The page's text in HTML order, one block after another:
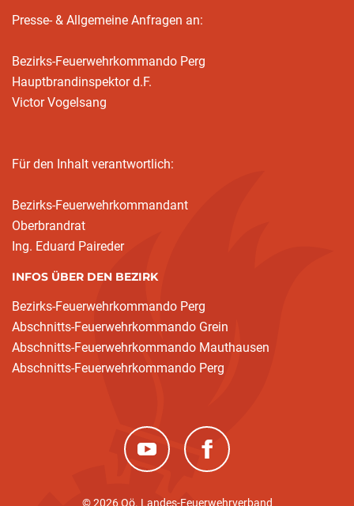
Presse- & Allgemeine Anfragen an:
Bezirks-Feuerwehrkommando Perg
Hauptbrandinspektor d.F.
Victor Vogelsang
Für den Inhalt verantwortlich:
Bezirks-Feuerwehrkommandant
Oberbrandrat
Ing. Eduard Paireder
INFOS ÜBER DEN BEZIRK
Bezirks-Feuerwehrkommando Perg
Abschnitts-Feuerwehrkommando Grein
Abschnitts-Feuerwehrkommando Mauthausen
Abschnitts-Feuerwehrkommando Perg
(neues Fenster)(neues Fenster)
© 2026 Oö. Landes-Feuerwehrverband